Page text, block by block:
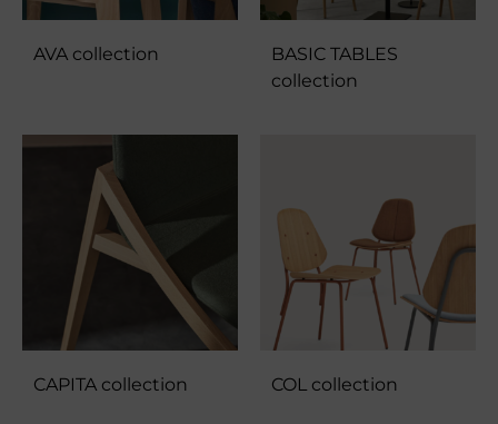
AVA collection
BASIC TABLES
collection
CAPITA collection COL collection